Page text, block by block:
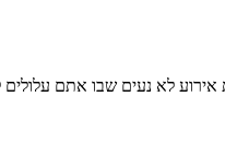
לא נעים שבו אתם